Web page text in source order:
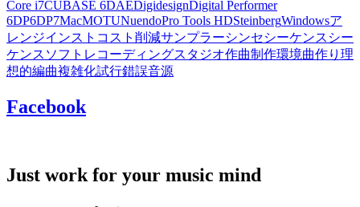
Core i7CUBASE 6DAEDigidesignDigital Performer
6DP6DP7MacMOTUNuendoPro Tools HDSteinbergWindowsア
レンジインスト コスト削減サンプラーシンセシーケンス シー
ケンスソフト レコーディングスタジオ作曲制作環境曲作り 理
想的編曲複雑化試行錯誤音源
Facebook
Just work for your music mind